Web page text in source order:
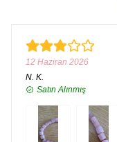
12 Haziran 2026
N. K.
Satın Alınmış